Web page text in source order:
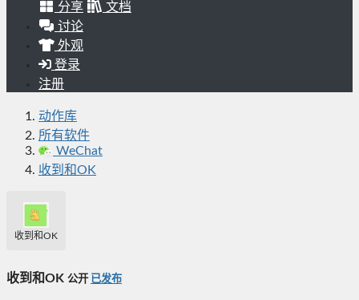
分享
文档
讨论
外观
登录
注册
动作库
所有软件
WeChat
收到和OK
收到和OK
收到和OK 公开 已发布